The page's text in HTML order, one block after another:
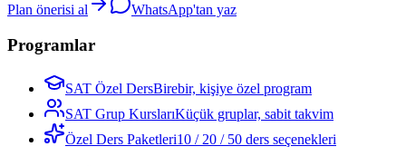
Plan önerisi al WhatsApp'tan yaz
Programlar
SAT Özel DersBirebir, kişiye özel program
SAT Grup KurslarıKüçük gruplar, sabit takvim
Özel Ders Paketleri10 / 20 / 50 ders seçenekleri